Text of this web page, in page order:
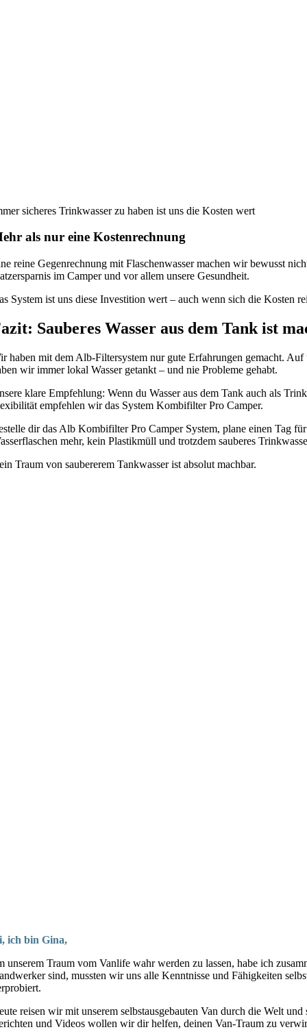
sicheres Trinkwasser zu haben ist uns die Kosten wert
als nur eine Kostenrechnung
reine Gegenrechnung mit Flaschenwasser machen wir bewusst
im Camper und vor allem unsere Gesundheit.
System ist uns diese Investition wert – auch wenn sich die Kosten
Sauberes Wasser aus dem Tank ist
haben mit dem Alb-Filtersystem nur gute Erfahrungen gemacht.
wir immer lokal Wasser getankt – und nie Probleme gehabt.
klare Empfehlung: Wenn du Wasser aus dem Tank auch als
empfehlen wir das System Kombifilter Pro Camper.
dir das Alb Kombifilter Pro Camper System, plane einen Tag
mehr, kein Plastikmüll und trotzdem sauberes
Traum von saubererem Tankwasser ist absolut machbar.
ich bin Gina,
unserem Traum vom Vanlife wahr werden zu lassen, habe ich
sind, mussten wir uns alle Kenntnisse und Fähigkeiten
reisen wir mit unserem selbstausgebauten Van durch die Welt
und Videos wollen wir dir helfen, deinen Van-Traum zu